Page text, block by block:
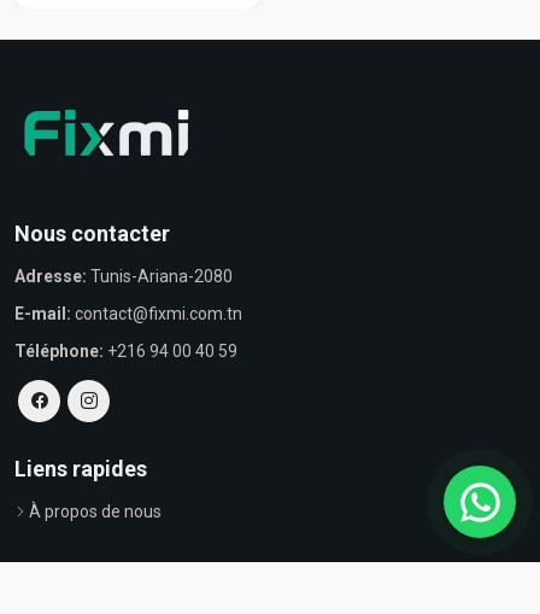
Nous contacter
Adresse: Tunis-Ariana-2080
E-mail: contact@fixmi.com.tn
Téléphone: +216 94 00 40 59
Liens rapides
À propos de nous